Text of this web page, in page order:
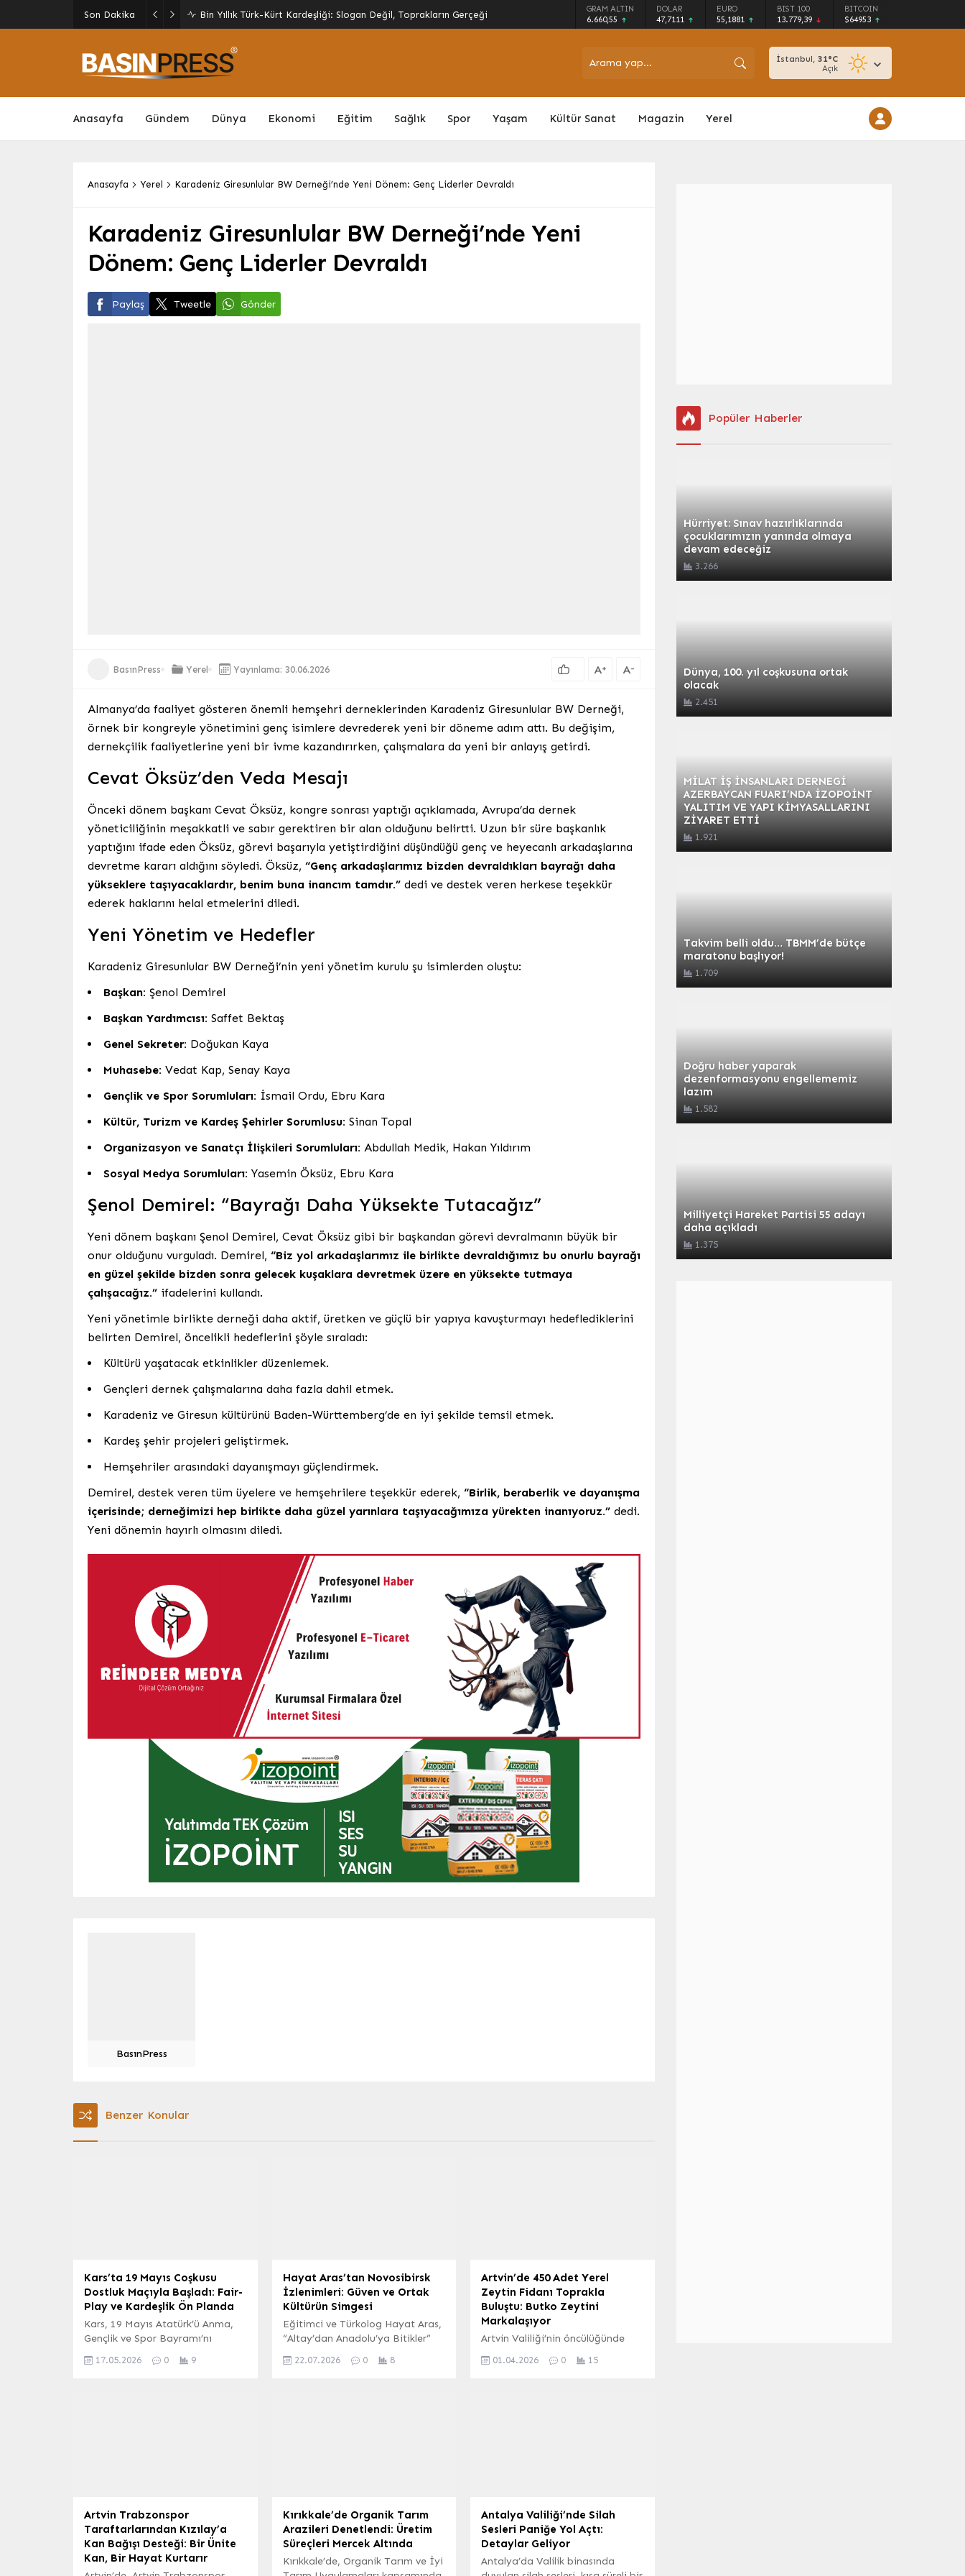
Son Dakika
İSDEMİR’den Sürdürülebilir Büyüme Hamlesi: Üretim Kapasitesi ve
Enerji Verimliliğine Odaklanıldı
GRAM ALTIN
6.660,55
DOLAR
47,7111
EURO
55,1881
BIST 100
13.779,39
BITCOIN
$64953
İstanbul, 31°C
Açık
Anasayfa Gündem Dünya Ekonomi Eğitim Sağlık Spor Yaşam Kültür Sanat Magazin Yerel
Anasayfa Yerel Karadeniz Giresunlular BW Derneği’nde Yeni Dönem: Genç Liderler Devraldı
Karadeniz Giresunlular BW Derneği’nde Yeni
Dönem: Genç Liderler Devraldı
Paylaş Tweetle Gönder
BasınPress Yerel Yayınlama: 30.06.2026 A+ A-
Almanya’da faaliyet gösteren önemli hemşehri derneklerinden Karadeniz Giresunlular BW Derneği,
örnek bir kongreyle yönetimini genç isimlere devrederek yeni bir döneme adım attı. Bu değişim,
dernekçilik faaliyetlerine yeni bir ivme kazandırırken, çalışmalara da yeni bir anlayış getirdi.
Cevat Öksüz’den Veda Mesajı
Önceki dönem başkanı Cevat Öksüz, kongre sonrası yaptığı açıklamada, Avrupa’da dernek
yöneticiliğinin meşakkatli ve sabır gerektiren bir alan olduğunu belirtti. Uzun bir süre başkanlık
yaptığını ifade eden Öksüz, görevi başarıyla yetiştirdiğini düşündüğü genç ve heyecanlı arkadaşlarına
devretme kararı aldığını söyledi. Öksüz, “Genç arkadaşlarımız bizden devraldıkları bayrağı daha
yükseklere taşıyacaklardır, benim buna inancım tamdır.” dedi ve destek veren herkese teşekkür
ederek haklarını helal etmelerini diledi.
Yeni Yönetim ve Hedefler
Karadeniz Giresunlular BW Derneği’nin yeni yönetim kurulu şu isimlerden oluştu:
Başkan: Şenol Demirel
Başkan Yardımcısı: Saffet Bektaş
Genel Sekreter: Doğukan Kaya
Muhasebe: Vedat Kap, Senay Kaya
Gençlik ve Spor Sorumluları: İsmail Ordu, Ebru Kara
Kültür, Turizm ve Kardeş Şehirler Sorumlusu: Sinan Topal
Organizasyon ve Sanatçı İlişkileri Sorumluları: Abdullah Medik, Hakan Yıldırım
Sosyal Medya Sorumluları: Yasemin Öksüz, Ebru Kara
Şenol Demirel: “Bayrağı Daha Yüksekte Tutacağız”
Yeni dönem başkanı Şenol Demirel, Cevat Öksüz gibi bir başkandan görevi devralmanın büyük bir
onur olduğunu vurguladı. Demirel, “Biz yol arkadaşlarımız ile birlikte devraldığımız bu onurlu bayrağı
en güzel şekilde bizden sonra gelecek kuşaklara devretmek üzere en yüksekte tutmaya
çalışacağız.” ifadelerini kullandı.
Yeni yönetimle birlikte derneği daha aktif, üretken ve güçlü bir yapıya kavuşturmayı hedeflediklerini
belirten Demirel, öncelikli hedeflerini şöyle sıraladı:
Kültürü yaşatacak etkinlikler düzenlemek.
Gençleri dernek çalışmalarına daha fazla dahil etmek.
Karadeniz ve Giresun kültürünü Baden-Württemberg’de en iyi şekilde temsil etmek.
Kardeş şehir projeleri geliştirmek.
Hemşehriler arasındaki dayanışmayı güçlendirmek.
Demirel, destek veren tüm üyelere ve hemşehrilere teşekkür ederek, “Birlik, beraberlik ve dayanışma
içerisinde; derneğimizi hep birlikte daha güzel yarınlara taşıyacağımıza yürekten inanıyoruz.” dedi.
Yeni dönemin hayırlı olmasını diledi.
BasınPress
Benzer Konular
Kars’ta 19 Mayıs Coşkusu
Dostluk Maçıyla Başladı: Fair-
Play ve Kardeşlik Ön Planda
Kars, 19 Mayıs Atatürk’ü Anma,
Gençlik ve Spor Bayramı’nı
başladı. Bu özel bayram
17.05.2026 0 9
Hayat Aras’tan Novosibirsk
İzlenimleri: Güven ve Ortak
Kültürün Simgesi
Eğitimci ve Türkolog Hayat Aras,
“Altay’dan Anadolu’ya Bitikler”
bölümünde, Rusya’nın Sibirya
22.07.2026 0 8
Artvin’de 450 Adet Yerel
Zeytin Fidanı Toprakla
Buluştu: Butko Zeytini
Markalaşıyor
Artvin Valiliği’nin öncülüğünde
kampanyası kapsamında, Artvin
ve sivil toplum kuruluşlarının
desteğiyle gerçekleştirilen geniş
çaplı...
01.04.2026 0 15
Artvin Trabzonspor
Taraftarlarından Kızılay’a
Kan Bağışı Desteği: Bir Ünite
Kan, Bir Hayat Kurtarır
Kırıkkale’de Organik Tarım
Arazileri Denetlendi: Üretim
Süreçleri Mercek Altında
Kırıkkale’de, Organik Tarım ve İyi
Antalya Valiliği’nde Silah
Sesleri Paniğe Yol Açtı:
Detaylar Geliyor
Antalya’da Valilik binasında
Popüler Haberler
Hürriyet: Sınav hazırlıklarında
çocuklarımızın yanında olmaya
devam edeceğiz
3.266
Dünya, 100. yıl coşkusuna ortak
olacak
2.451
MİLAT İŞ İNSANLARI DERNEGİ
AZERBAYCAN FUARI’NDA İZOPOİNT
YALITIM VE YAPI KİMYASALLARINI
ZİYARET ETTİ
1.921
Takvim belli oldu… TBMM’de bütçe
maratonu başlıyor!
1.709
Doğru haber yaparak
dezenformasyonu engellememiz
lazım
1.582
Milliyetçi Hareket Partisi 55 adayı
daha açıkladı
1.375